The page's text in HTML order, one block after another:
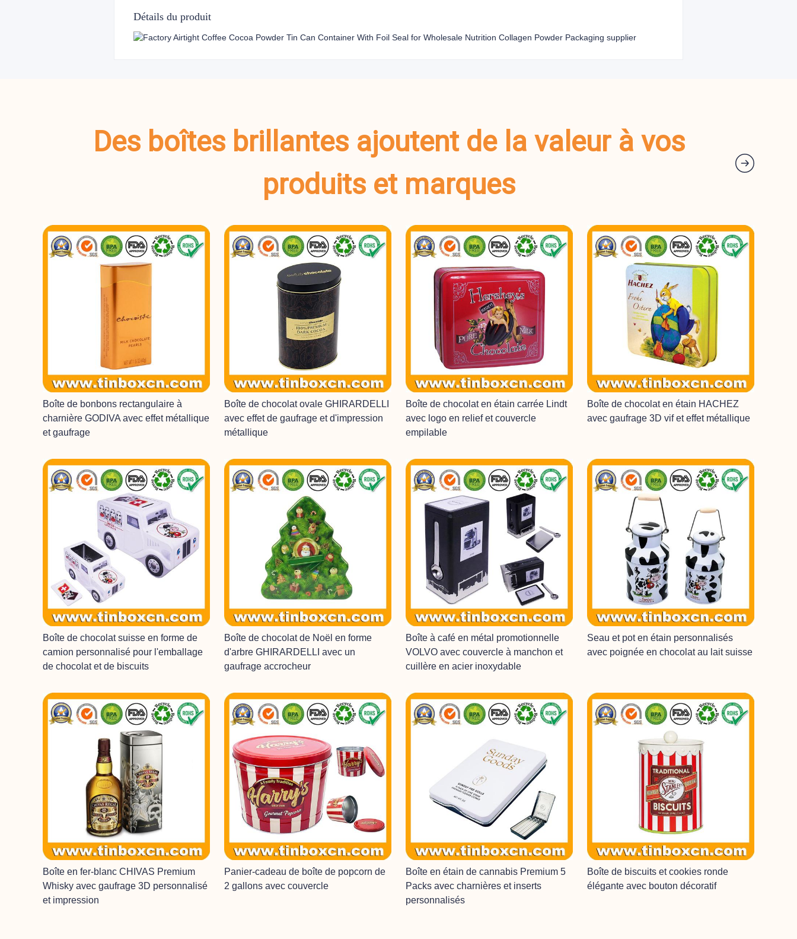
Détails du produit
Des boîtes brillantes ajoutent de la valeur à vos
produits et marques
Boîte de bonbons rectangulaire à
charnière GODIVA avec effet métallique
et gaufrage
Boîte de chocolat ovale GHIRARDELLI
avec effet de gaufrage et d'impression
métallique
Boîte de chocolat en étain carrée Lindt
avec logo en relief et couvercle
empilable
Boîte de chocolat en étain HACHEZ
avec gaufrage 3D vif et effet métallique
Boîte de chocolat suisse en forme de
camion personnalisé pour l'emballage
de chocolat et de biscuits
Boîte de chocolat de Noël en forme
d'arbre GHIRARDELLI avec un
gaufrage accrocheur
Boîte à café en métal promotionnelle
VOLVO avec couvercle à manchon et
cuillère en acier inoxydable
Seau et pot en étain personnalisés
avec poignée en chocolat au lait suisse
Boîte en fer-blanc CHIVAS Premium
Whisky avec gaufrage 3D personnalisé
et impression
Panier-cadeau de boîte de popcorn de
2 gallons avec couvercle
Boîte en étain de cannabis Premium 5
Packs avec charnières et inserts
personnalisés
Boîte de biscuits et cookies ronde
élégante avec bouton décoratif